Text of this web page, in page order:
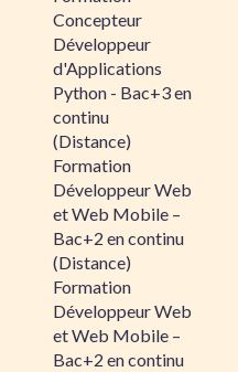
Concepteur
Développeur
d'Applications
Python - Bac+3 en
continu
(Distance)
Formation
Développeur Web
et Web Mobile –
Bac+2 en continu
(Distance)
Formation
Développeur Web
et Web Mobile –
Bac+2 en continu